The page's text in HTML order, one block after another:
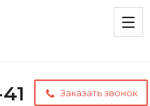
Заказать звонок